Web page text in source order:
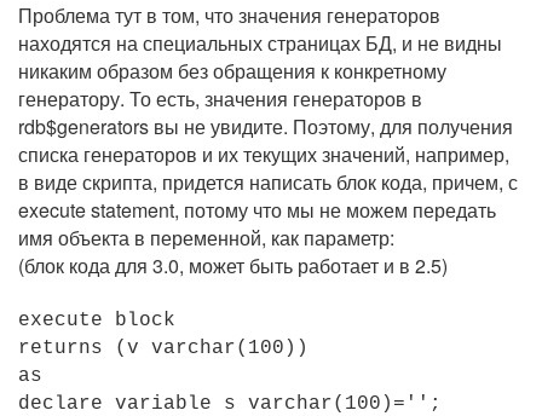
Проблема тут в том, что значения генераторов
находятся на специальных страницах БД, и не видны
никаким образом без обращения к конкретному
генератору. То есть, значения генераторов в
rdb$generators вы не увидите. Поэтому, для получения
списка генераторов и их текущих значений, например,
в виде скрипта, придется написать блок кода, причем, с
execute statement, потому что мы не можем передать
имя объекта в переменной, как параметр:
(блок кода для 3.0, может быть работает и в 2.5)
execute block
returns (v varchar(100))
as
declare variable s varchar(100)='';